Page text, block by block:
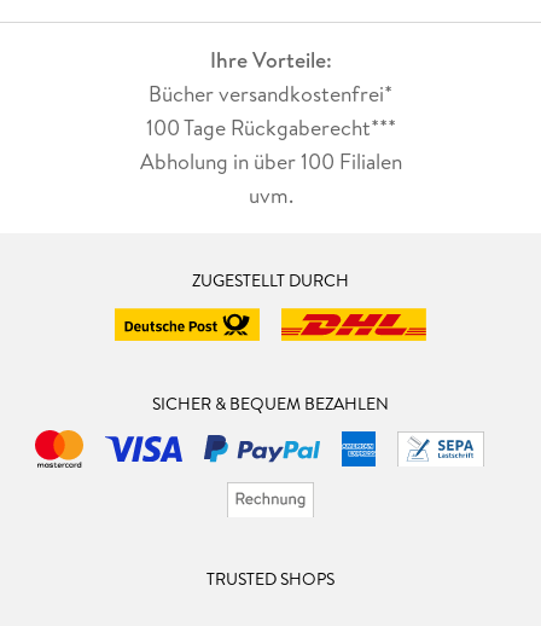
Ihre Vorteile:
Bücher versandkostenfrei*
100 Tage Rückgaberecht***
Abholung in über 100 Filialen
uvm.
ZUGESTELLT DURCH
SICHER & BEQUEM BEZAHLEN
TRUSTED SHOPS